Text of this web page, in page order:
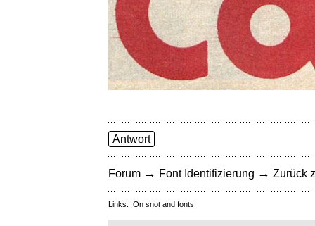
Antwort
Forum → Font Identifizierung → Zurück
Links: On snot and fonts